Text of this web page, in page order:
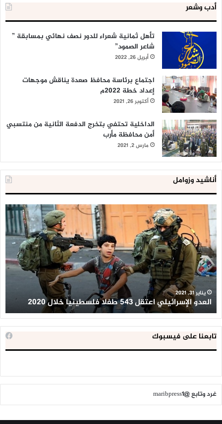
أدب وشعر
تأهل ثمانية شعراء للدور نصف نهائي بمسابقة ”
شاعر الصمود”
أبريل 26, 2022
اجتماع برئاسة محافظ صعدة يناقش موجهات
إعداد خطة 2022م
أكتوبر 26, 2021
الداخلية تحتفي بتخرج الدفعة الثانية من منتسبي
أمن محافظة مأرب
مارس 2, 2021
أناشيد وزوامل
العدو
الإسرائيلي
اعتقل
543
طفلا
فلسطينيا
خلال
2020
يناير 31, 2021
العدو الإسرائيلي اعتقل 543 طفلا فلسطينيا خلال 2020
تابعنا على فيسبوك
غرد وتابع @maribpress1